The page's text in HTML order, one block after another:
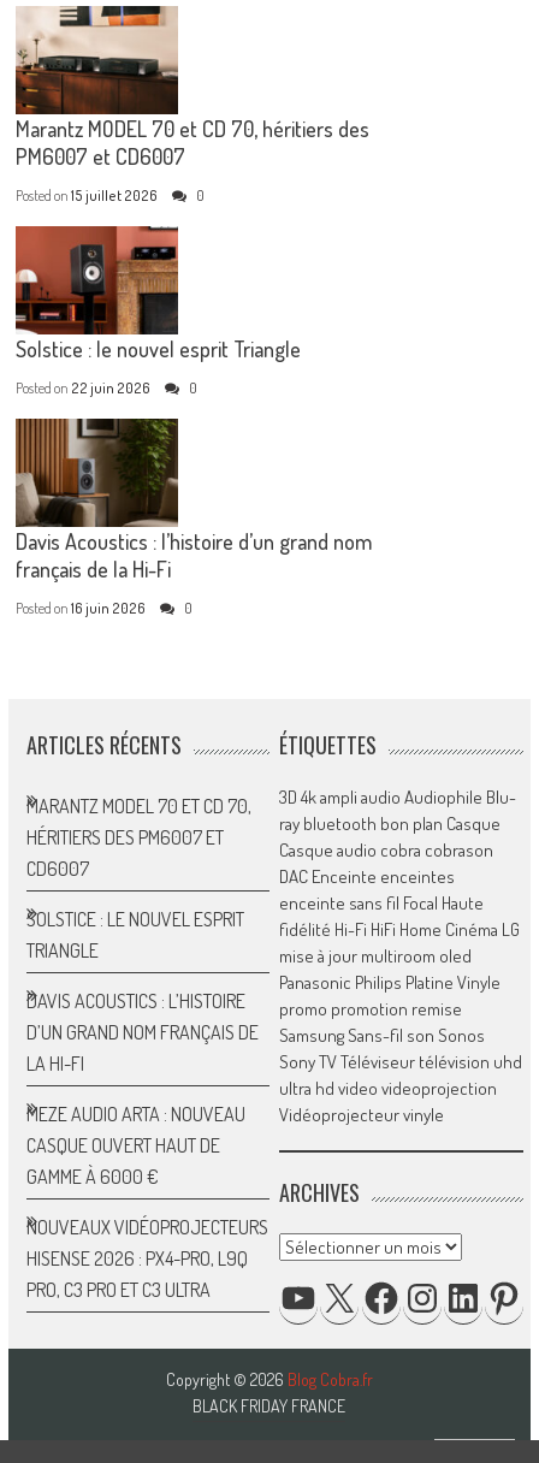
Marantz MODEL 70 et CD 70, héritiers des
PM6007 et CD6007
Posted on15 juillet 2026 0
Solstice : le nouvel esprit Triangle
Posted on 22 juin 2026 0
Davis Acoustics : l’histoire d’un grand nom
français de la Hi-Fi
Posted on16 juin 2026 0
ARTICLES RÉCENTS
MARANTZ MODEL 70 ET CD 70,
HÉRITIERS DES PM6007 ET
CD6007
SOLSTICE : LE NOUVEL ESPRIT
TRIANGLE
DAVIS ACOUSTICS : L’HISTOIRE
D’UN GRAND NOM FRANÇAIS DE
LA HI-FI
MEZE AUDIO ARTA : NOUVEAU
CASQUE OUVERT HAUT DE
GAMME À 6000 €
NOUVEAUX VIDÉOPROJECTEURS
HISENSE 2026 : PX4-PRO, L9Q
PRO, C3 PRO ET C3 ULTRA
ÉTIQUETTES
3D 4kampli audio Audiophile Blu-
ray bluetooth bon plan Casque
Casque audio cobra cobrason
DAC Enceinte enceintes
enceinte sans fil Focal Haute
fidélité Hi-Fi HiFi Home Cinéma LG
mise à jour multiroom oled
Panasonic Philips Platine Vinyle
promo promotion remise
SamsungSans-fil son Sonos
SonyTVTéléviseur télévision uhd
ultra hd video videoprojection
Vidéoprojecteurvinyle
ARCHIVES
Archives
YOUTUBE INSTAGRAM
Copyright © 2026 Blog Cobra.fr
BLACK FRIDAY FRANCE